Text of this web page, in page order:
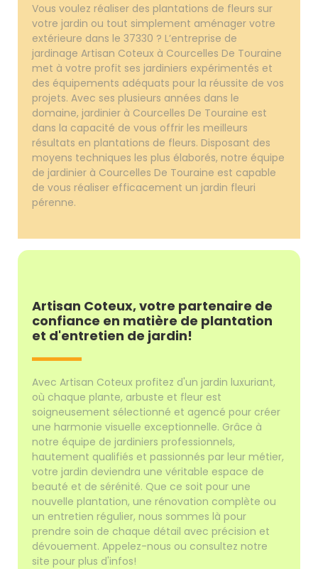
Vous voulez réaliser des plantations de fleurs sur
votre jardin ou tout simplement aménager votre
extérieure dans le 37330 ? L’entreprise de
jardinage Artisan Coteux à Courcelles De Touraine
met à votre profit ses jardiniers expérimentés et
des équipements adéquats pour la réussite de vos
projets. Avec ses plusieurs années dans le
domaine, jardinier à Courcelles De Touraine est
dans la capacité de vous offrir les meilleurs
résultats en plantations de fleurs. Disposant des
moyens techniques les plus élaborés, notre équipe
de jardinier à Courcelles De Touraine est capable
de vous réaliser efficacement un jardin fleuri
pérenne.
Artisan Coteux, votre partenaire de
confiance en matière de plantation
et d'entretien de jardin!
Avec Artisan Coteux profitez d'un jardin luxuriant,
où chaque plante, arbuste et fleur est
soigneusement sélectionné et agencé pour créer
une harmonie visuelle exceptionnelle. Grâce à
notre équipe de jardiniers professionnels,
hautement qualifiés et passionnés par leur métier,
votre jardin deviendra une véritable espace de
beauté et de sérénité. Que ce soit pour une
nouvelle plantation, une rénovation complète ou
un entretien régulier, nous sommes là pour
prendre soin de chaque détail avec précision et
dévouement. Appelez-nous ou consultez notre
site pour plus d'infos!